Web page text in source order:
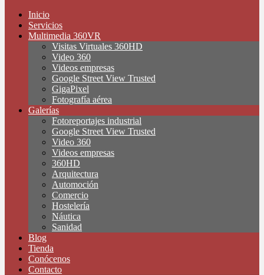
Inicio
Servicios
Multimedia 360VR
Visitas Virtuales 360HD
Video 360
Videos empresas
Google Street View Trusted
GigaPixel
Fotografía aérea
Galerías
Fotoreportajes industrial
Google Street View Trusted
Video 360
Videos empresas
360HD
Arquitectura
Automoción
Comercio
Hostelería
Náutica
Sanidad
Blog
Tienda
Conócenos
Contacto